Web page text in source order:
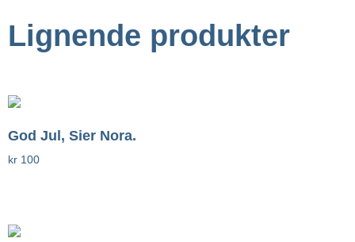
Lignende produkter
God Jul, Sier Nora.
kr 100